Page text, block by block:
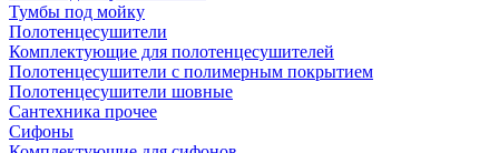
Тумбы под мойку
Полотенцесушители
Комплектующие для полотенцесушителей
Полотенцесушители с полимерным покрытием
Полотенцесушители шовные
Сантехника прочее
Сифоны